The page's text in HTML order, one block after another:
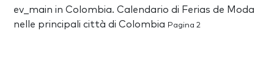
ev_main in Colombia. Calendario di Ferias de Moda
nelle principali città di Colombia Pagina 2